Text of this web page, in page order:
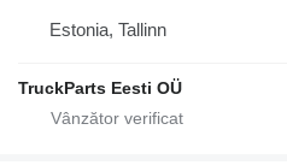
Estonia, Tallinn
TruckParts Eesti OÜ